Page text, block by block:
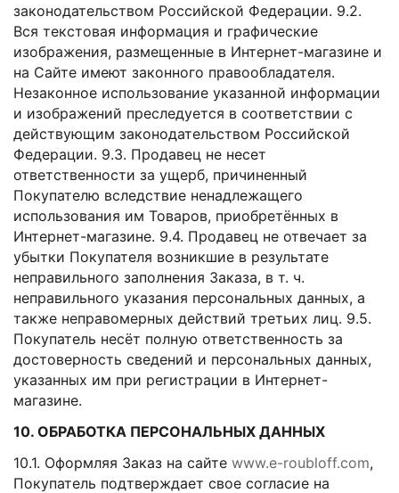
законодательством Российской Федерации. 9.2.
Вся текстовая информация и графические
изображения, размещенные в Интернет-магазине и
на Сайте имеют законного правообладателя.
Незаконное использование указанной информации
и изображений преследуется в соответствии с
действующим законодательством Российской
Федерации. 9.3. Продавец не несет
ответственности за ущерб, причиненный
Покупателю вследствие ненадлежащего
использования им Товаров, приобретённых в
Интернет-магазине. 9.4. Продавец не отвечает за
убытки Покупателя возникшие в результате
неправильного заполнения Заказа, в т. ч.
неправильного указания персональных данных, а
также неправомерных действий третьих лиц. 9.5.
Покупатель несёт полную ответственность за
достоверность сведений и персональных данных,
указанных им при регистрации в Интернет-
магазине.
10. ОБРАБОТКА ПЕРСОНАЛЬНЫХ ДАННЫХ
10.1. Оформляя Заказ на сайте www.e-roubloff.com,
Покупатель подтверждает свое согласие на